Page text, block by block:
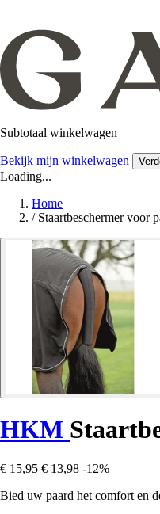
Subtotaal winkelwagen
Bekijk mijn winkelwagen
Loading...
Home
/ Staartbeschermer voor
HKM
€ 15,95 € 13,98 -12%
Bied uw paard het comfort en